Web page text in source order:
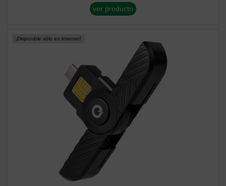
ver producto
¡Disponible sólo en Internet!